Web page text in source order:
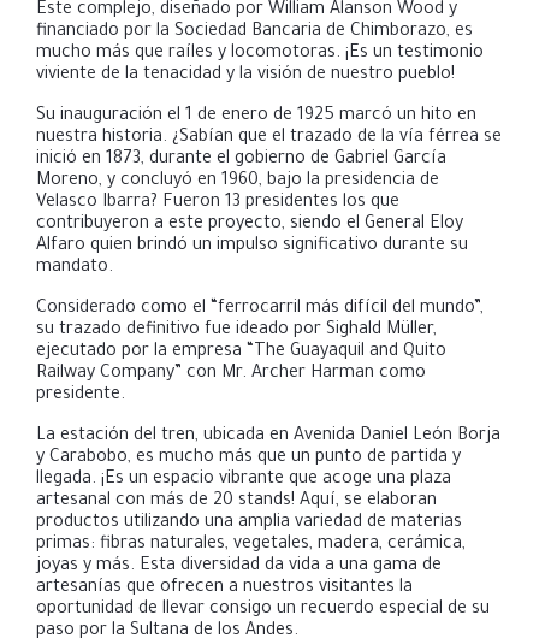
Este complejo, diseñado por William Alanson Wood y
financiado por la Sociedad Bancaria de Chimborazo, es
mucho más que raíles y locomotoras. ¡Es un testimonio
viviente de la tenacidad y la visión de nuestro pueblo!
Su inauguración el 1 de enero de 1925 marcó un hito en
nuestra historia. ¿Sabían que el trazado de la vía férrea se
inició en 1873, durante el gobierno de Gabriel García
Moreno, y concluyó en 1960, bajo la presidencia de
Velasco Ibarra? Fueron 13 presidentes los que
contribuyeron a este proyecto, siendo el General Eloy
Alfaro quien brindó un impulso significativo durante su
mandato.
Considerado como el “ferrocarril más difícil del mundo”,
su trazado definitivo fue ideado por Sighald Müller,
ejecutado por la empresa “The Guayaquil and Quito
Railway Company” con Mr. Archer Harman como
presidente.
La estación del tren, ubicada en Avenida Daniel León Borja
y Carabobo, es mucho más que un punto de partida y
llegada. ¡Es un espacio vibrante que acoge una plaza
artesanal con más de 20 stands! Aquí, se elaboran
productos utilizando una amplia variedad de materias
primas: fibras naturales, vegetales, madera, cerámica,
joyas y más. Esta diversidad da vida a una gama de
artesanías que ofrecen a nuestros visitantes la
oportunidad de llevar consigo un recuerdo especial de su
paso por la Sultana de los Andes.